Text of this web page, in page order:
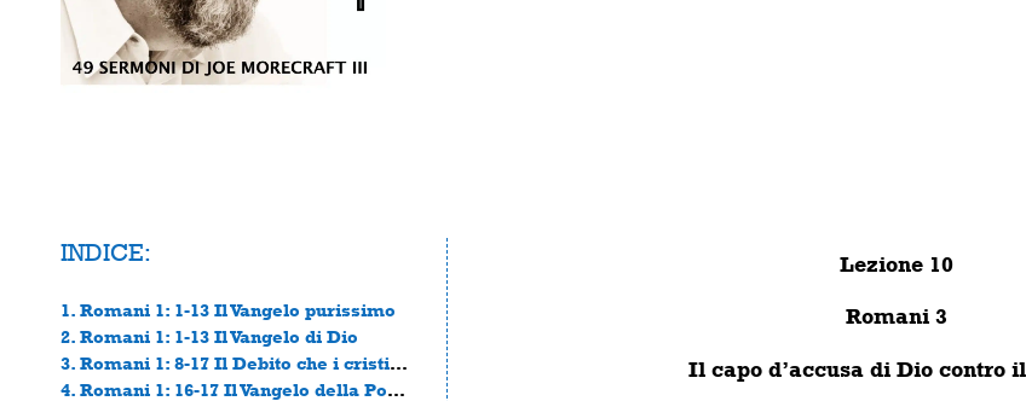
INDICE:
1. Romani 1: 1-13 Il Vangelo purissimo
2. Romani 1: 1-13 Il Vangelo di Dio
3. Romani 1: 8-17 Il Debito che i cristiani devono al mondo.
4. Romani 1: 16-17 Il Vangelo della Potenza
Lezione 10
Romani 3
Il capo d’accusa di Dio contro